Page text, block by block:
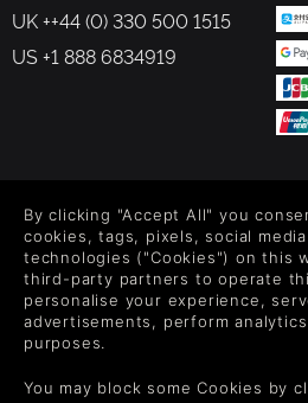
UK ++44 (0) 330 500 1515
US +1 888 6834919
Level up your inbox: Get emails
wishlists, and XP offers on games.
By entering your email you agree to
each email.
By clicking "Accept All" you
cookies, tags, pixels, social
technologies ("Cookies") on this
third-party partners to operate
personalise your experience,
advertisements, perform
purposes.
You may block some Cookies by